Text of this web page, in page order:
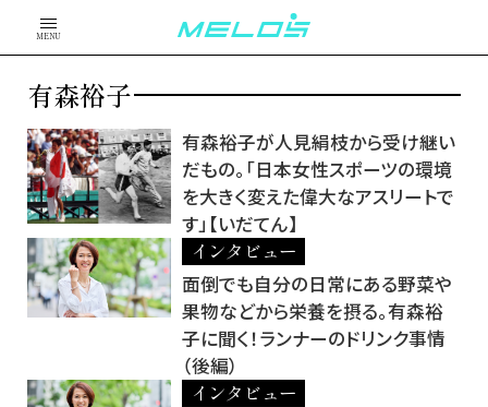
MENU
有森裕子
有森裕子が人見絹枝から受け継い
だもの。「日本女性スポーツの環境
を大きく変えた偉大なアスリートで
す」【いだてん】
インタビュー
面倒でも自分の日常にある野菜や
果物などから栄養を摂る。有森裕
子に聞く！ランナーのドリンク事情
（後編）
インタビュー